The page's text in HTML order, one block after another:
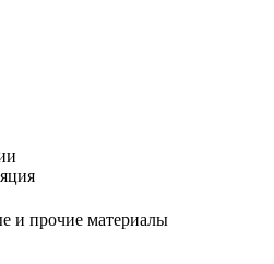
и прочие материалы